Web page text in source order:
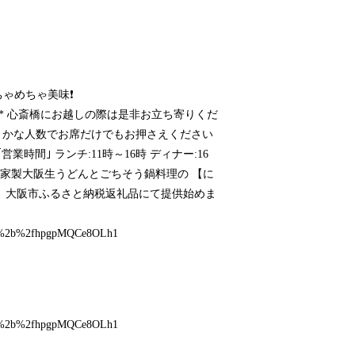
めちゃ美味❗
心斎橋にお越しの際は是非お立ち寄りくだ
な人数でお席だけでもお押さえください
業時間｣ ランチ:11時～16時 ディナー:16
製大阪生うどんとごちそう鍋料理の 【に
阪市ふるさと納税返礼品にて提供始めま